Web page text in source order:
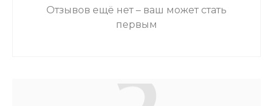
Отзывов ещё нет – ваш может стать
первым